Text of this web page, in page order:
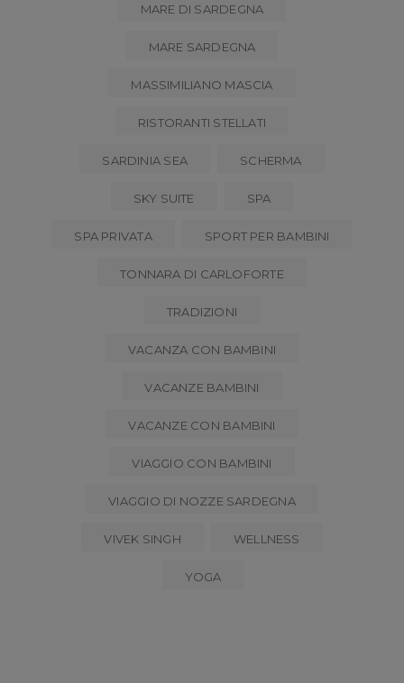
MARE DI SARDEGNA
MARE SARDEGNA
MASSIMILIANO MASCIA
RISTORANTI STELLATI
SARDINIA SEA SCHERMA
SKY SUITE SPA
SPA PRIVATA SPORT PER BAMBINI
TONNARA DI CARLOFORTE
TRADIZIONI
VACANZA CON BAMBINI
VACANZE BAMBINI
VACANZE CON BAMBINI
VIAGGIO CON BAMBINI
VIAGGIO DI NOZZE SARDEGNA
VIVEK SINGH WELLNESS
YOGA